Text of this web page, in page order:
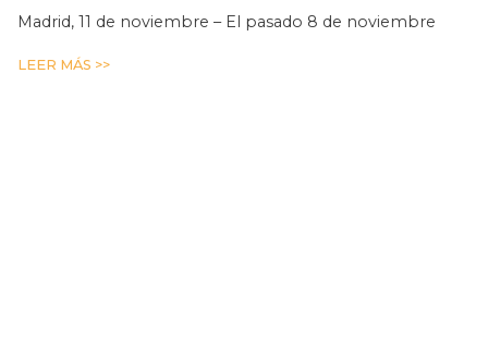
Madrid, 11 de noviembre – El pasado 8 de noviembre
LEER MÁS >>